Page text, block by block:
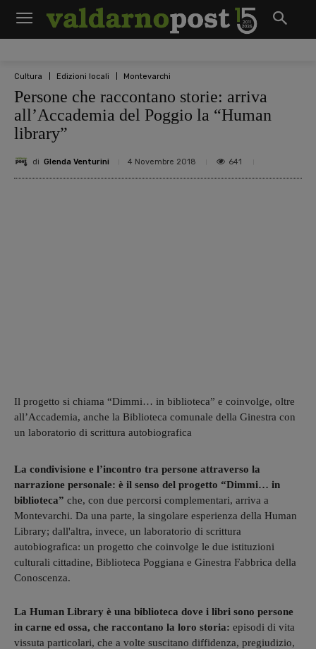
Cultura Edizioni locali Montevarchi
Persone che raccontano storie: arriva
all’Accademia del Poggio la “Human
library”
di Glenda Venturini 4 Novembre 2018 641
Il progetto si chiama “Dimmi… in biblioteca” e coinvolge, oltre
all’Accademia, anche la Biblioteca comunale della Ginestra con
un laboratorio di scrittura autobiografica
La condivisione e l’incontro tra persone attraverso la
narrazione personale: è il senso del progetto “Dimmi… in
biblioteca” che, con due percorsi complementari, arriva a
Montevarchi. Da una parte, la singolare esperienza della Human
Library; dall'altra, invece, un laboratorio di scrittura
autobiografica: un progetto che coinvolge le due istituzioni
culturali cittadine, Biblioteca Poggiana e Ginestra Fabbrica della
Conoscenza.
La Human Library è una biblioteca dove i libri sono persone
in carne ed ossa, che raccontano la loro storia: episodi di vita
vissuta particolari, che a volte suscitano diffidenza, pregiudizio,